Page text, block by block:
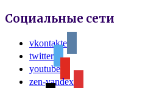
Социальные сети
vkontakte
twitter
youtube
zen-yandex